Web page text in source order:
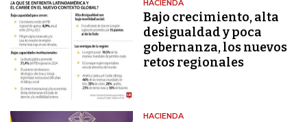
HACIENDA
Bajo crecimiento, alta
desigualdad y poca
gobernanza, los nuevos
retos regionales
HACIENDA